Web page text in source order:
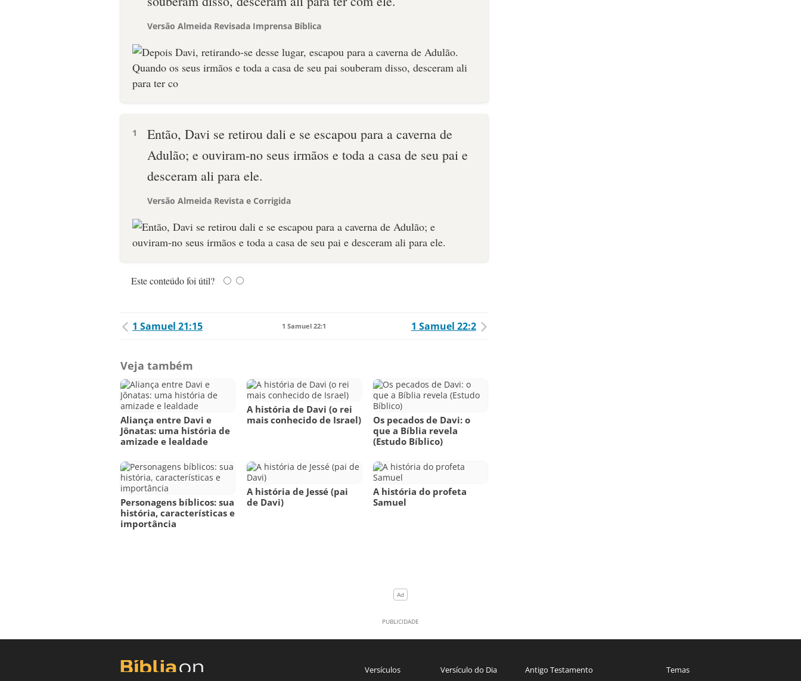
Versão Almeida Revisada Imprensa Bíblica
1
Então, Davi se retirou dali e se escapou para a caverna de
Adulão; e ouviram-no seus irmãos e toda a casa de seu pai e
desceram ali para ele.
Versão Almeida Revista e Corrigida
Este conteúdo foi útil?
1 Samuel 21:15 1 Samuel 22:1 1 Samuel 22:2
Veja também
Aliança entre Davi e
Jônatas: uma história de
amizade e lealdade
A história de Davi (o rei
mais conhecido de Israel)
Os pecados de Davi: o
que a Bíblia revela
(Estudo Bíblico)
Personagens bíblicos: sua
história, características e
importância
A história de Jessé (pai
de Davi)
A história do profeta
Samuel
Versículos Versículo do Dia Antigo Testamento Temas